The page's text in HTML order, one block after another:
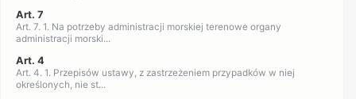
Art. 7
Art. 7. 1. Na potrzeby administracji morskiej terenowe organy
administracji morski...
Art. 4
Art. 4. 1. Przepisów ustawy, z zastrzeżeniem przypadków w niej
określonych, nie st...